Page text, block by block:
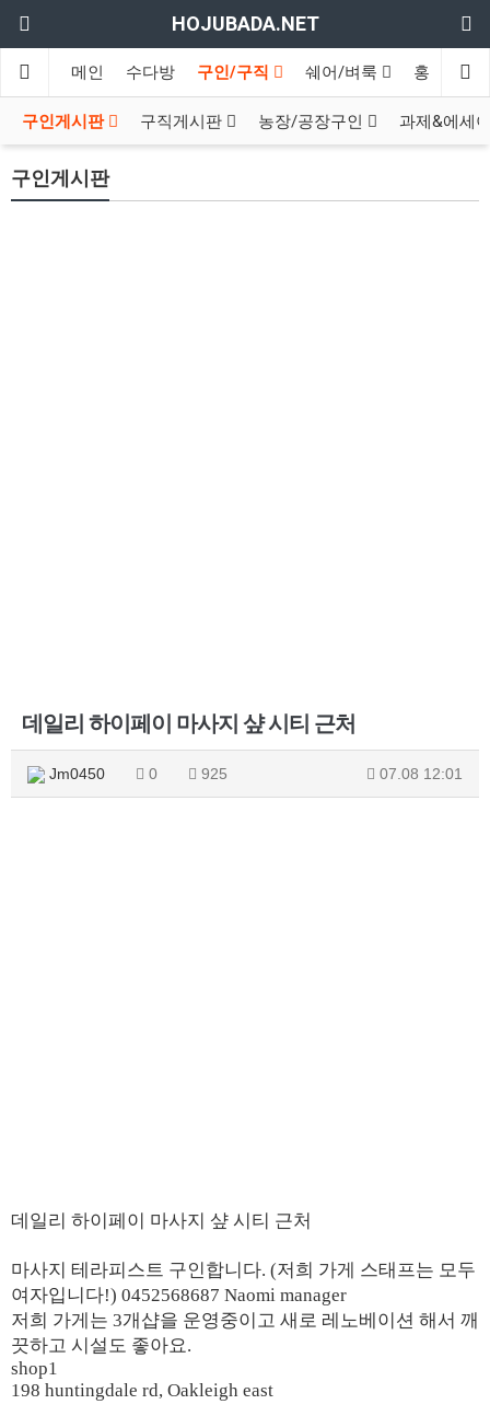
HOJUBADA.NET
메인 수다방 구인/구직 쉐어/벼룩 홍보방
구인게시판 구직게시판 농장/공장구인 과제&에세
구인게시판
데일리 하이페이 마사지 샾 시티 근처
Jm0450 0 925 07.08 12:01
데일리 하이페이 마사지 샾 시티 근처
마사지 테라피스트 구인합니다. (저희 가게 스태프는 모두
여자입니다!) 0452568687 Naomi manager
저희 가게는 3개샵을 운영중이고 새로 레노베이션 해서 깨
끗하고 시설도 좋아요.
shop1
198 huntingdale rd, Oakleigh east